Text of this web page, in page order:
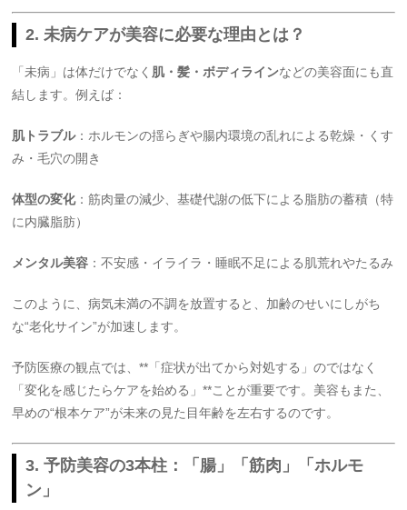
2. 未病ケアが美容に必要な理由とは？
「未病」は体だけでなく 肌・髪・ボディラインなどの美容面にも直
結します。例えば：
肌トラブル：ホルモンの揺らぎや腸内環境の乱れによる乾燥・くす
み・毛穴の開き
体型の変化：筋肉量の減少、基礎代謝の低下による脂肪の蓄積（特
に内臓脂肪）
メンタル美容 ：不安感・イライラ・睡眠不足による肌荒れやたるみ
このように、病気未満の不調を放置すると、加齢のせいにしがち
な“老化サイン”が加速します。
予防医療の観点では、**「症状が出てから対処する」のではなく
「変化を感じたらケアを始める」**ことが重要です。美容もまた、
早めの“根本ケア”が未来の見た目年齢を左右するのです。
3. 予防美容の3本柱：「腸」「筋肉」「ホルモ
ン」